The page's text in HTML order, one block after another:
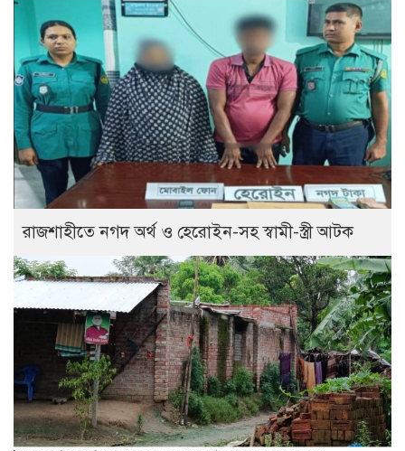
রাজশাহীতে নগদ অর্থ ও হেরোইন-সহ স্বামী-স্ত্রী আটক